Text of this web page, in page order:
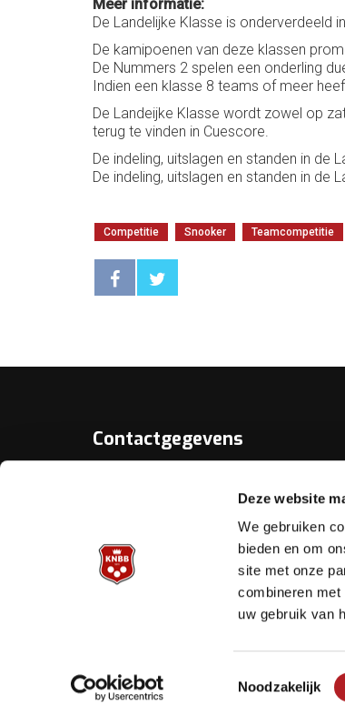
Deze website
We gebruiken
bieden en om
site met onze
combineren
uw gebruik van
Noodzakelijk
Meer informatie:
De Landelijke Klasse is onderverdeeld
De kamipoenen van deze klassen
De Nummers 2 spelen een onderling
Indien een klasse 8 teams of meer
De Landeijke Klasse wordt zowel op
terug te vinden in Cuescore.
De indeling, uitslagen en standen in de
De indeling, uitslagen en standen in de
Competitie Snooker Teamcompetitie
Contactgegevens
Koninklijke Nederlandse Biljart
Archimedesbaan 7